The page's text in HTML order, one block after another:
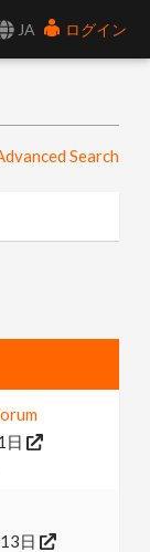
JA
ログイン
Search
日
日